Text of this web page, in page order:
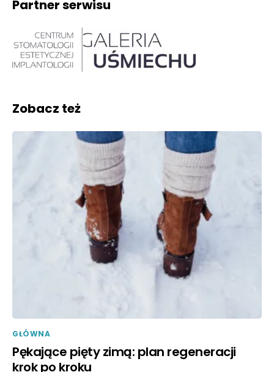
Partner serwisu
Zobacz też
GŁÓWNA
Pękające pięty zimą: plan regeneracji
krok po kroku